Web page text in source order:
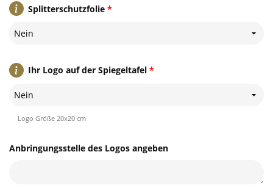
*
Splitterschutzfolie
Nein
*
Ihr Logo auf der Spiegeltafel
Nein
Logo Größe 20x20 cm
Anbringungsstelle des Logos angeben